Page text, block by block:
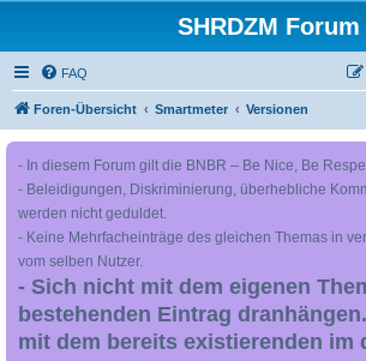
SHRDZM Forum
FAQ
Foren-Übersicht Smartmeter Versionen
- In diesem Forum gilt die BNBR – Be Nice, Be
- Beleidigungen, Diskriminierung, überhebliche
werden nicht geduldet.
- Keine Mehrfacheinträge des gleichen Themas in
vom selben Nutzer.
- Sich nicht mit dem eigenen
bestehenden Eintrag
mit dem bereits existierenden im